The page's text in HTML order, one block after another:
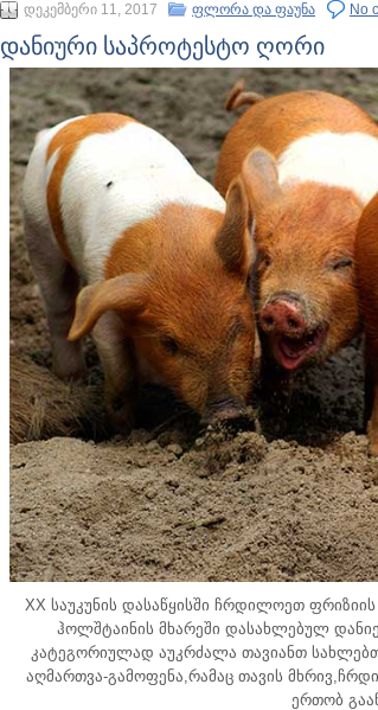
დეკემბერი 11, 2017 ფლორა და ფაუნა No
დანიური საპროტესტო ღორი
XX საუკუნის დასაწყისში ჩრდილოეთ
ჰოლშტაინის მხარეში დასახლებულ
კატეგორიულად აუკრძალა თავიანთ
აღმართვა-გამოფენა,რამაც თავის
ერთობ